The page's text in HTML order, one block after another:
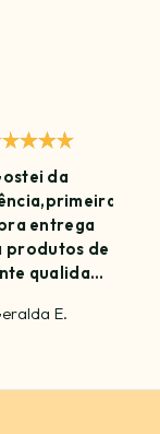
da
entrega
produtos de
para
E.